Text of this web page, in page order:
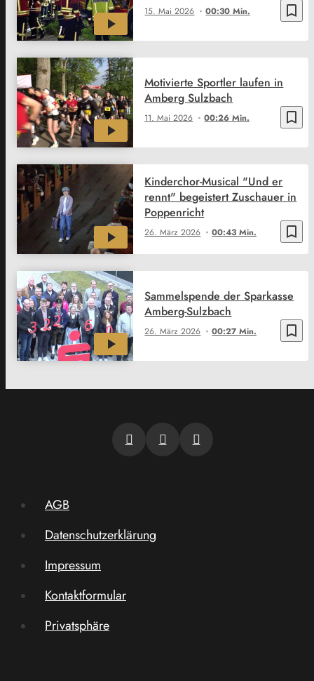
bookmark_border
15. Mai 2026 00:30 Min.
bookmark_border
11. Mai 2026 00:26 Min.
Motivierte Sportler laufen in
Amberg Sulzbach
bookmark_border
26. März 2026 00:43 Min.
Kinderchor-Musical "Und er
rennt" begeistert Zuschauer in
Poppenricht
bookmark_border
26. März 2026 00:27 Min.
Sammelspende der Sparkasse
Amberg-Sulzbach
AGB
Datenschutzerklärung
Impressum
Kontaktformular
Privatsphäre